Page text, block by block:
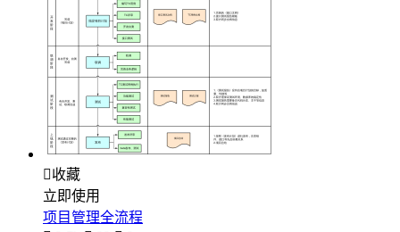
收藏
立即使用
项目管理全流程